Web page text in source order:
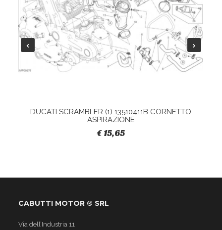
DUCATI SCRAMBLER (1) 13510411B CORNETTO
ASPIRAZIONE
€ 15,65
CABUTTI MOTOR ® SRL
Via dell’Industria 11